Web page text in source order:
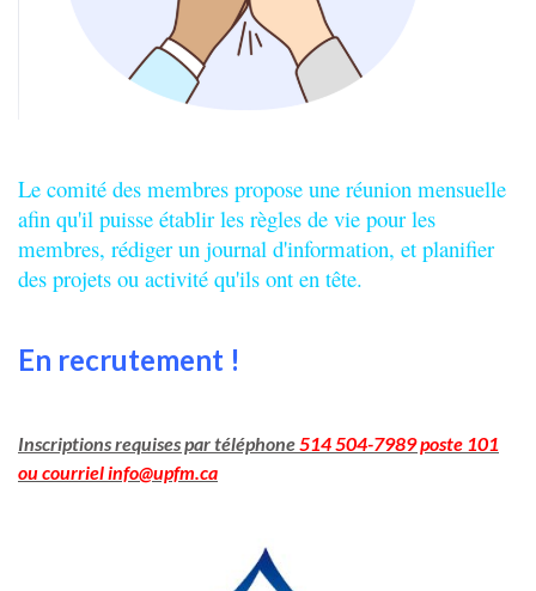
Le comité des membres propose une réunion mensuelle
afin qu'il puisse établir les règles de vie pour les
membres, rédiger un journal d'information, et planifier
des projets ou activité qu'ils ont en tête.
En recrutement !
Inscriptions requises par téléphone514 504-7989 poste 101
ou courriel info@upfm.ca